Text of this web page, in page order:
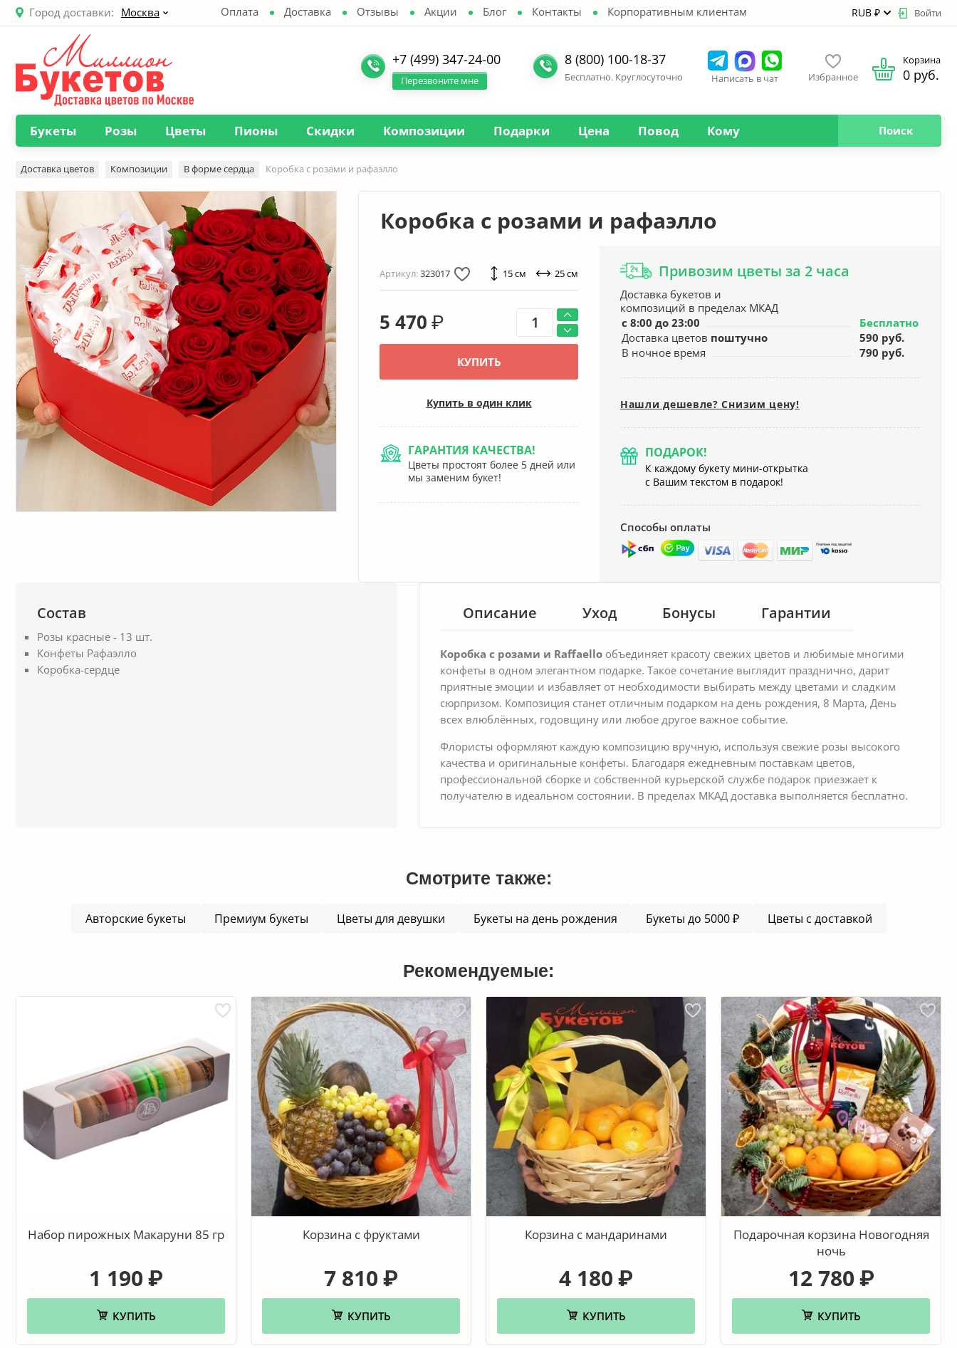
Оплата Доставка Отзывы Акции Блог Контакты Корпоративным клиентам
Город доставки: Москва RUB ₽ Войти
+7 (499) 347-24-00
Перезвоните мне
8 (800) 100-18-37
Бесплатно. Круглосуточно Написать в чат Избранное
Корзина
0 руб.
Букеты Розы Цветы Пионы Скидки Композиции Подарки Цена Повод Кому Поиск
Доставка цветов Композиции В форме сердца Коробка с розами и рафаэлло
Коробка с розами и рафаэлло
Артикул:323017 15 см 25 см
5 470 ₽
КУПИТЬ
Купить в один клик
ГАРАНТИЯ КАЧЕСТВА!
Цветы простоят более 5 дней или
мы заменим букет!
Привозим цветы за 2 часа
Доставка букетов и
композиций в пределах МКАД
с 8:00 до 23:00
Бесплатно
Доставка цветов поштучно
590 руб.
В ночное время
790 руб.
Нашли дешевле? Снизим цену!
ПОДАРОК!
К каждому букету мини-открытка
с Вашим текстом в подарок!
Способы оплаты
Состав
Розы красные - 13 шт.
Конфеты Рафаэлло
Коробка-сердце
Описание Уход Бонусы Гарантии
Коробка с розами и Raffaello объединяет красоту свежих цветов и любимые многими
конфеты в одном элегантном подарке. Такое сочетание выглядит празднично, дарит
приятные эмоции и избавляет от необходимости выбирать между цветами и сладким
сюрпризом. Композиция станет отличным подарком на день рождения, 8 Марта, День
всех влюблённых, годовщину или любое другое важное событие.
Флористы оформляют каждую композицию вручную, используя свежие розы высокого
качества и оригинальные конфеты. Благодаря ежедневным поставкам цветов,
профессиональной сборке и собственной курьерской службе подарок приезжает к
получателю в идеальном состоянии. В пределах МКАД доставка выполняется бесплатно.
Смотрите также:
Авторские букеты Премиум букеты Цветы для девушки Букеты на день рождения Букеты до 5000 ₽ Цветы с доставкой
Рекомендуемые:
Набор пирожных Макаруни 85 гр
1 190 ₽
КУПИТЬ
Корзина с фруктами
7 810 ₽
КУПИТЬ
Корзина с мандаринами
4 180 ₽
КУПИТЬ
Подарочная корзина Новогодняя
ночь
12 780 ₽
КУПИТЬ